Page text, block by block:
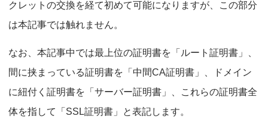
クレットの交換を経て初めて可能になりますが、この部分
は本記事では触れません。
なお、本記事中では最上位の証明書を「ルート証明書」、
間に挟まっている証明書を「中間CA証明書」、ドメイン
に紐付く証明書を「サーバー証明書」、これらの証明書全
体を指して「SSL証明書」と表記します。